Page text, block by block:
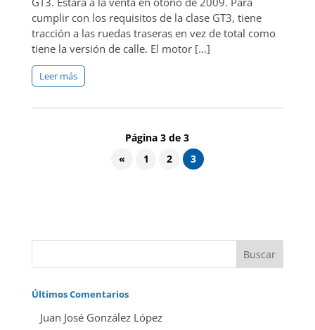
cumplir con los requisitos de la clase GT3, tiene
tracción a las ruedas traseras en vez de total como
tiene la versión de calle. El motor […]
Leer más
Página 3 de 3
«
1 2 3
Últimos Comentarios
Juan José González López